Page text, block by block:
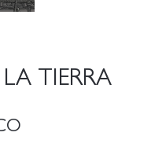
TIERRA